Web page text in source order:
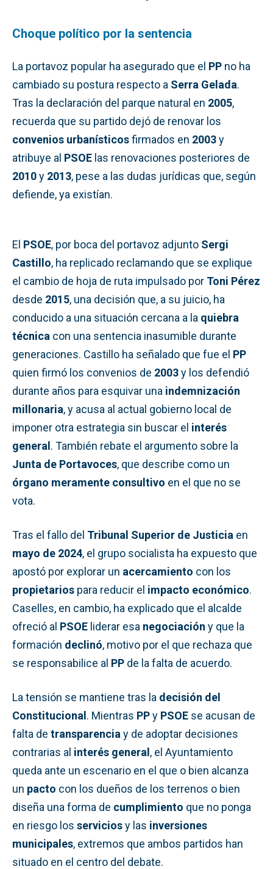
Choque político por la sentencia
La portavoz popular ha asegurado que el PP no ha
cambiado su postura respecto a Serra Gelada.
Tras la declaración del parque natural en 2005,
recuerda que su partido dejó de renovar los
convenios urbanísticosfirmados en 2003y
atribuye al PSOE las renovaciones posteriores de
2010y 2013, pese a las dudas jurídicas que, según
defiende, ya existían.
El PSOE, por boca del portavoz adjunto Sergi
Castillo, ha replicado reclamando que se explique
el cambio de hoja de ruta impulsado por Toni Pérez
desde 2015, una decisión que, a su juicio, ha
conducido a una situación cercana a la quiebra
técnica con una sentencia inasumible durante
generaciones. Castillo ha señalado que fue el PP
quien firmó los convenios de 2003y los defendió
durante años para esquivar una indemnización
millonaria, y acusa al actual gobierno local de
imponer otra estrategia sin buscar el interés
general. También rebate el argumento sobre la
Junta de Portavoces, que describe como un
órgano meramente consultivo en el que no se
vota.
Tras el fallo del Tribunal Superior de Justicia en
mayo de 2024, el grupo socialista ha expuesto que
apostó por explorar un acercamiento con los
propietarios para reducir el impacto económico.
Caselles, en cambio, ha explicado que el alcalde
ofreció al PSOE liderar esa negociación y que la
formación declinó, motivo por el que rechaza que
se responsabilice al PP de la falta de acuerdo.
La tensión se mantiene tras la decisión del
Constitucional. Mientras PPy PSOE se acusan de
falta de transparencia y de adoptar decisiones
contrarias al interés general, el Ayuntamiento
queda ante un escenario en el que o bien alcanza
un pacto con los dueños de los terrenos o bien
diseña una forma de cumplimiento que no ponga
en riesgo los serviciosy las inversiones
municipales, extremos que ambos partidos han
situado en el centro del debate.